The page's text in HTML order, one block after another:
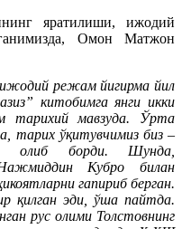
яратилиши, ижодий
Омон Матжон
ижодий режам йигирма йил
китобимга янги икки
тарихий мавзуда. Ўрта
тарих ўқитувчимиз биз –
олиб борди. Шунда,
Кубро билан
гапириб берган.
қилган эди, ўша пайтда.
рус олими Толстовнинг